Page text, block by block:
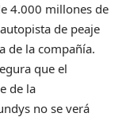
4.000 millones de
de peaje
de la compañía.
que el
de la
no se verá